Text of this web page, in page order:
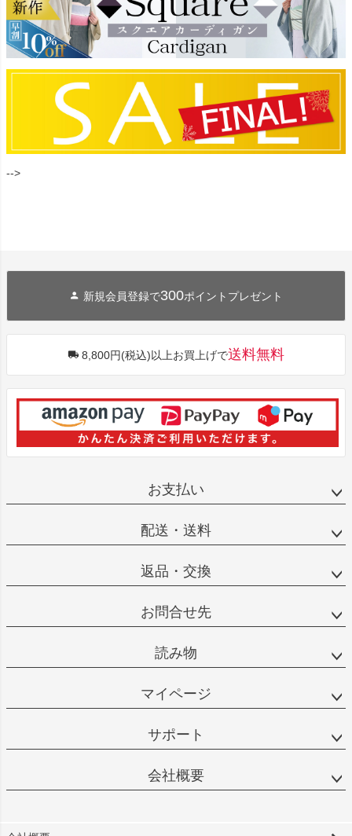
-->
新規会員登録で300ポイントプレゼント
8,800円(税込)以上お買上げで送料無料
お支払い
配送・送料
返品・交換
お問合せ先
読み物
マイページ
サポート
会社概要